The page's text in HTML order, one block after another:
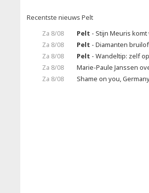
Recentste nieuws Pelt
Za 8/08
Pelt - Stijn Meuris
Za 8/08
Pelt - Diamanten
Za 8/08
Pelt - Wandeltip: zelf
Za 8/08
Marie-Paule Janssen
Za 8/08
Shame on you,